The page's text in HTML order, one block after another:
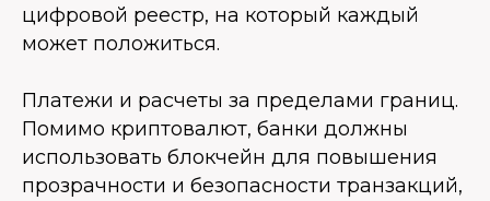
цифровой реестр, на который каждый
может положиться.
Платежи и расчеты за пределами границ.
Помимо криптовалют, банки должны
использовать блокчейн для повышения
прозрачности и безопасности транзакций,